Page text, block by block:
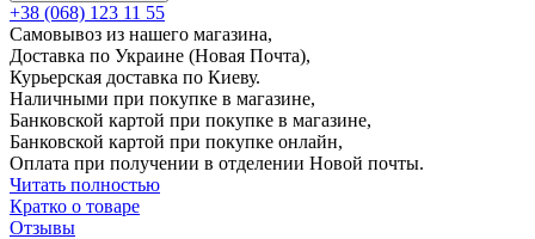
+38 (068) 123 11 55
Самовывоз из нашего магазина,
Доставка по Украине (Новая Почта),
Курьерская доставка по Киеву.
Наличными при покупке в магазине,
Банковской картой при покупке в магазине,
Банковской картой при покупке онлайн,
Оплата при получении в отделении Новой почты.
Читать полностью
Кратко о товаре
Отзывы